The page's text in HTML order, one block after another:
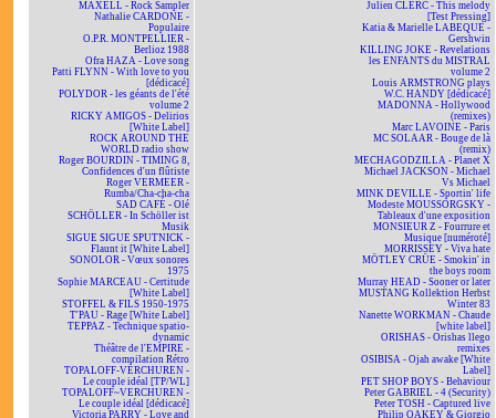
MAXELL - Rock Sampler
Nathalie CARDONE -
Populaire
O.P.R. MONTPELLIER -
Berlioz 1988
Ofra HAZA - Love song
Patti FLYNN - With love to you
[dédicacé]
POLYDOR - les géants de l'été
volume 2
RICKY AMIGOS - Delirios
[White Label]
ROCK AROUND THE
WORLD radio show
Roger BOURDIN - TIMING 8,
Confidences d'un flûtiste
Roger VERMEER -
Rumba/Cha-cha-cha
SAD CAFÉ - Olé
SCHÖLLER - In Schöller ist
Musik
SIGUE SIGUE SPUTNICK -
Flaunt it [White Label]
SONOLOR - Vœux sonores
1975
Sophie MARCEAU - Certitude
[White Label]
STOFFEL & FILS 1950-1975
T'PAU - Rage [White Label]
TEPPAZ - Technique spatio-
dynamic
Théâtre de l'EMPIRE -
compilation Rétro
TOPALOFF-VERCHUREN -
Le couple idéal [TP/WL]
TOPALOFF~VERCHUREN -
Le couple idéal [dédicacé]
Victoria PARRY - Love and
Julien CLERC - This melody
[Test Pressing]
Katia & Marielle LABEQUE -
Gershwin
KILLING JOKE - Revelations
les ENFANTS du MISTRAL
volume 2
Louis ARMSTRONG plays
W.C. HANDY [dédicacé]
MADONNA - Hollywood
(remixes)
Marc LAVOINE - Paris
MC SOLAAR - Bouge de là
(remix)
MECHAGODZILLA - Planet X
Michael JACKSON - Michael
Vs Michael
MINK DEVILLE - Sportin' life
Modeste MOUSSORGSKY -
Tableaux d'une exposition
MONSIEUR Z - Fourrure et
Musique [numéroté]
MORRISSEY - Viva hate
MÖTLEY CRÜE - Smokin' in
the boys room
Murray HEAD - Sooner or later
MUSTANG Kollektion Herbst
Winter 83
Nanette WORKMAN - Chaude
[white label]
ORISHAS - Orishas llego
remixes
OSIBISA - Ojah awake [White
Label]
PET SHOP BOYS - Behaviour
Peter GABRIEL - 4 (Security)
Peter TOSH - Captured live
Philip OAKEY & Giorgio